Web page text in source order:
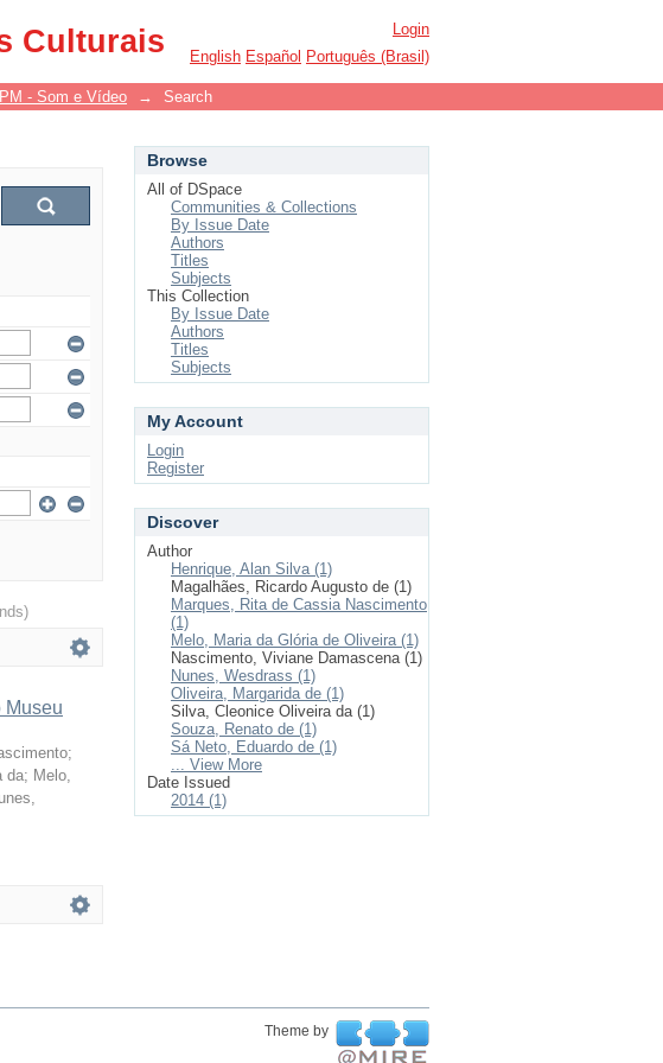
Culturais
Login
English Español Português (Brasil)
PM - Som e Vídeo → Search
Museu
;
da; Melo,
Browse
All of DSpace
Communities & Collections
By Issue Date
Authors
Titles
Subjects
This Collection
By Issue Date
Authors
Titles
Subjects
My Account
Login
Register
Discover
Author
Henrique, Alan Silva (1)
Magalhães, Ricardo Augusto de (1)
Marques, Rita de Cassia Nascimento
(1)
Melo, Maria da Glória de Oliveira (1)
Nascimento, Viviane Damascena (1)
Nunes, Wesdrass (1)
Oliveira, Margarida de (1)
Silva, Cleonice Oliveira da (1)
Souza, Renato de (1)
Sá Neto, Eduardo de (1)
... View More
Date Issued
2014 (1)
Theme by